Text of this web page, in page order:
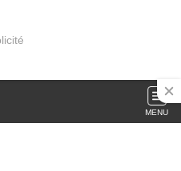
MENU